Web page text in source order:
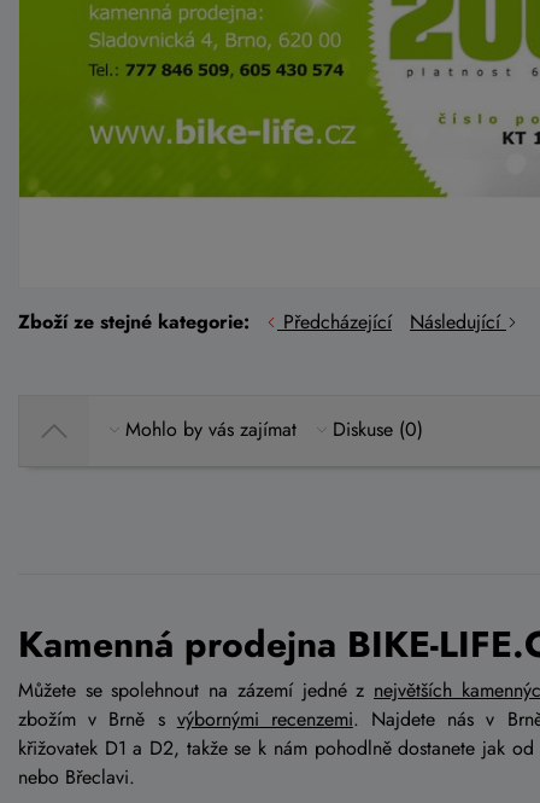
Zboží ze stejné kategorie: Předcházející Následující
Mohlo by vás zajímat Diskuse (0)
Kamenná prodejna BIKE-
Můžete se spolehnout na zázemí jedné z největších
zbožím v Brně s výbornými recenzemi. Najdete nás v
křižovatek D1 a D2, takže se k nám pohodlně dostanete jak
nebo Břeclavi.